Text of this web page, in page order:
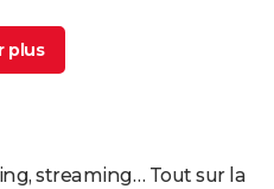
streaming… Tout sur la